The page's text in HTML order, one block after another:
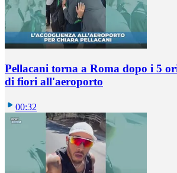
Pellacani torna a Roma dopo i 5
di fiori all'aeroporto
00:32